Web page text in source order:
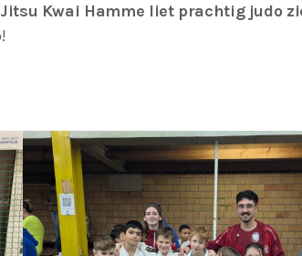
Jitsu Kwai Hamme liet prachtig judo